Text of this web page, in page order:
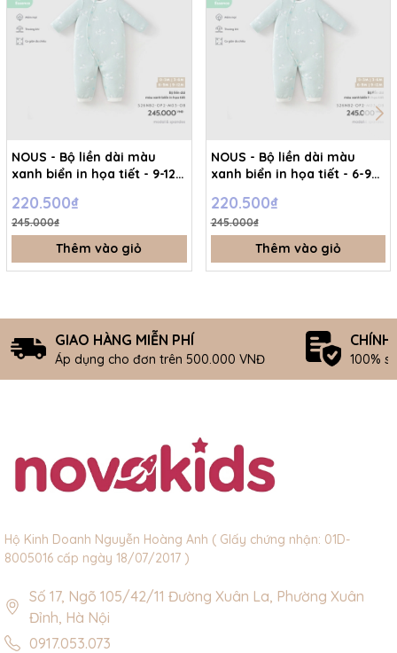
NOUS - Bộ liền dài màu
xanh biển in họa tiết - 9-12M
220.500₫
245.000₫
Thêm vào giỏ
NOUS - Bộ liền dài màu
xanh biển in họa tiết - 6-9M
220.500₫
245.000₫
Thêm vào giỏ
GIAO HÀNG MIỄN PHÍ
Áp dụng cho đơn trên 500.000 VNĐ
CHÍNH
100%
Hộ Kinh Doanh Nguyễn Hoàng Anh ( GIấy chứng nhận: 01D-
8005016 cấp ngày 18/07/2017 )
Số 17, Ngõ 105/42/11 Đường Xuân La, Phường Xuân
Đỉnh, Hà Nội
0917.053.073